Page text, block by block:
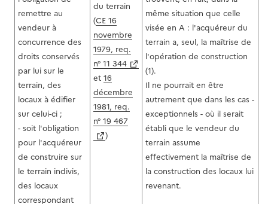
remettre au
vendeur à
concurrence des
droits conservés
par lui sur le
terrain, des
locaux à édifier
sur celui-ci ;
- soit l'obligation
pour l'acquéreur
de construire sur
le terrain indivis,
des locaux
correspondant
du terrain
(CE 16
novembre
1979, req.
n° 11 344
et 16
décembre
1981, req.
n° 19 467
)
même situation que celle
visée en A : l'acquéreur du
terrain a, seul, la maîtrise de
l'opération de construction
(1).
Il ne pourrait en être
autrement que dans les cas -
exceptionnels - où il serait
établi que le vendeur du
terrain assume
effectivement la maîtrise de
la construction des locaux lui
revenant.